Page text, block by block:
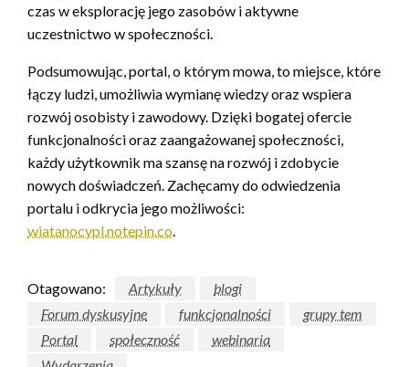
czas w eksplorację jego zasobów i aktywne
uczestnictwo w społeczności.
Podsumowując, portal, o którym mowa, to miejsce, które
łączy ludzi, umożliwia wymianę wiedzy oraz wspiera
rozwój osobisty i zawodowy. Dzięki bogatej ofercie
funkcjonalności oraz zaangażowanej społeczności,
każdy użytkownik ma szansę na rozwój i zdobycie
nowych doświadczeń. Zachęcamy do odwiedzenia
portalu i odkrycia jego możliwości:
wiatanocypl.notepin.co.
Otagowano: Artykuły
blogi
Forum dyskusyjne
funkcjonalności
grupy tem
Portal
społeczność
webinaria